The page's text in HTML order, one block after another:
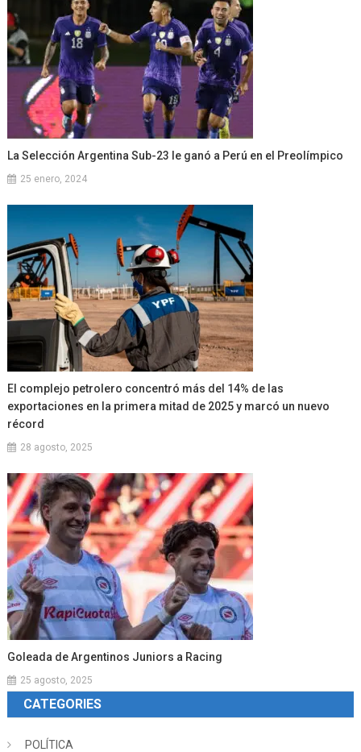
La Selección Argentina Sub-23 le ganó a Perú en el Preolímpico
25 enero, 2024
El complejo petrolero concentró más del 14% de las
exportaciones en la primera mitad de 2025 y marcó un nuevo
récord
28 agosto, 2025
Goleada de Argentinos Juniors a Racing
25 agosto, 2025
CATEGORIES
POLÍTICA